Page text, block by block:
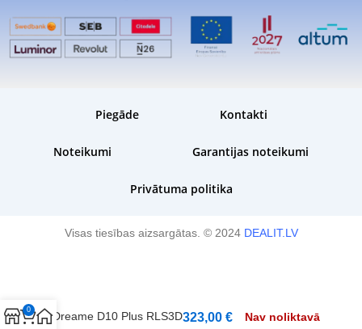
Piegāde Kontakti
Noteikumi Garantijas noteikumi
Privātuma politika
Visas tiesības aizsargātas. © 2024 DEALIT.LV
Dreame D10 Plus RLS3D323,00 € Nav noliktavā
0